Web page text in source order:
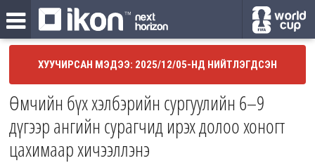
ХУУЧИРСАН МЭДЭЭ: 2025/12/05-НД НИЙТЛЭГДСЭН
Өмчийн бүх хэлбэрийн сургуулийн 6–9
дүгээр ангийн сурагчид ирэх долоо хоногт
цахимаар хичээллэнэ